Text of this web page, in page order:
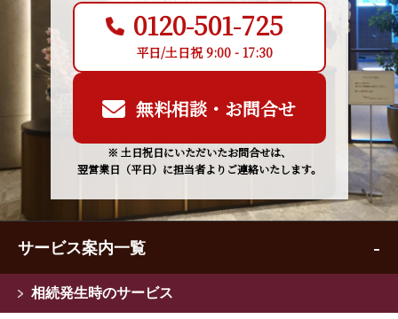
0120-501-725
平日/土日祝 9:00 - 17:30
無料相談・お問合せ
※ 土日祝日にいただいたお問合せは、
翌営業日（平日）に担当者よりご連絡いたします。
サービス案内一覧
相続発生時のサービス